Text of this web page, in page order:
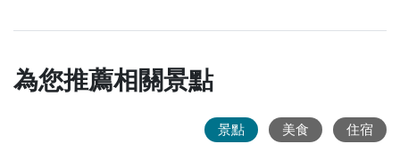
為您推薦相關景點
景點 美食 住宿